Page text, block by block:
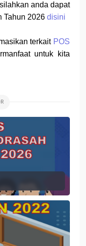
anda dapat
Tahun 2026disini
terkait POS
untuk kita